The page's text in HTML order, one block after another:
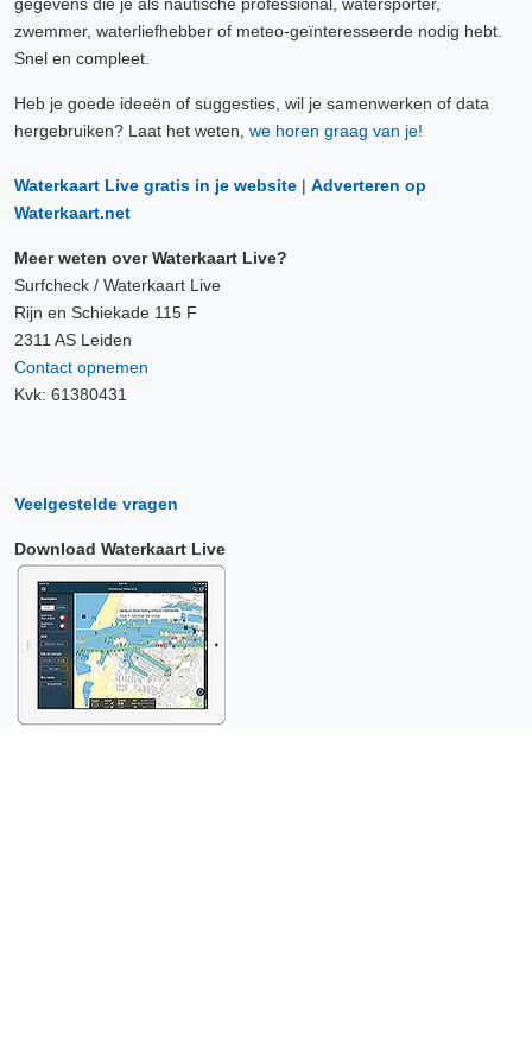
zwemmer, waterliefhebber of meteo-geïnteresseerde nodig hebt.
Snel en compleet.
Heb je goede ideeën of suggesties, wil je samenwerken of data
hergebruiken? Laat het weten, we horen graag van je!
Waterkaart Live gratis in je website | Adverteren op
Waterkaart.net
Meer weten over Waterkaart Live?
Surfcheck / Waterkaart Live
Rijn en Schiekade 115 F
2311 AS Leiden
Contact opnemen
Kvk: 61380431
Veelgestelde vragen
Download Waterkaart Live